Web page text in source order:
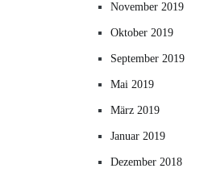
November 2019
Oktober 2019
September 2019
Mai 2019
März 2019
Januar 2019
Dezember 2018